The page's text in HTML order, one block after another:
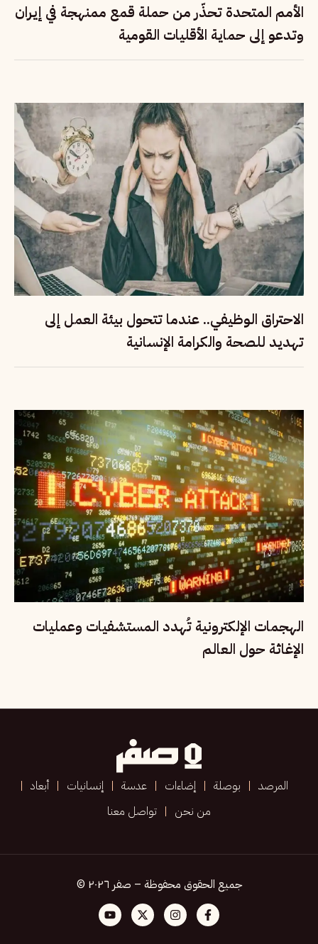
الأمم المتحدة تحذّر من حملة قمع ممنهجة في إيران
وتدعو إلى حماية الأقليات القومية
الاحتراق الوظيفي.. عندما تتحول بيئة العمل إلى
تهديد للصحة والكرامة الإنسانية
الهجمات الإلكترونية تُهدد المستشفيات وعمليات
الإغاثة حول العالم
المرصد بوصلة إضاءات عدسة إنسانيات
أبعاد
من نحن
تواصل معنا
جميع الحقوق محفوظة – صفر ٢٠٢٦ ©